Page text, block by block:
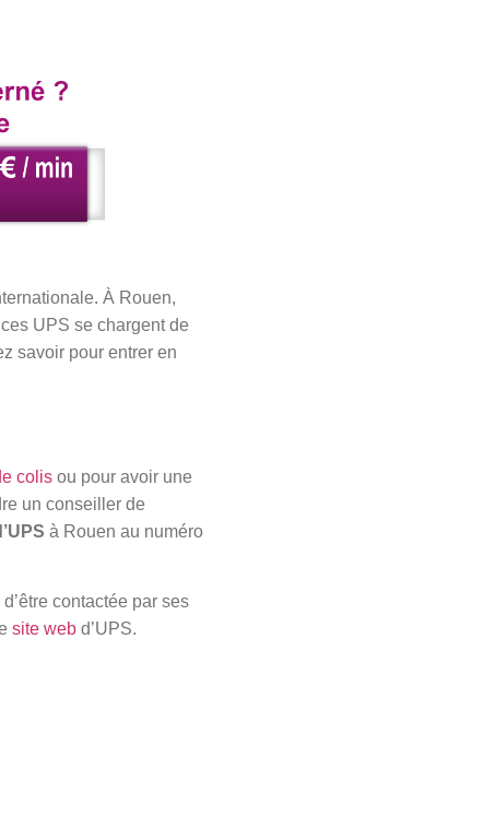
À Rouen,
UPS se chargent de
savoir pour entrer en
colis ou pour avoir une
un conseiller de
à Rouen au numéro
contactée par ses
site web d’UPS.